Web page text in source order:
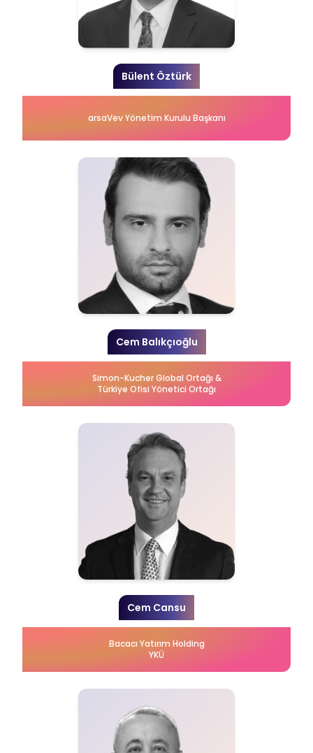
Bülent Öztürk
arsaVev Yönetim Kurulu Başkanı
Cem Balıkçıoğlu
Simon-Kucher Global Ortağı &
Türkiye Ofisi Yönetici Ortağı
Cem Cansu
Bacacı Yatırım Holding
YKÜ